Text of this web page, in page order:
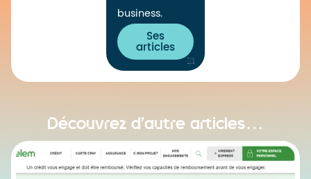
business.
Ses
articles
Découvrez d’autre articles…